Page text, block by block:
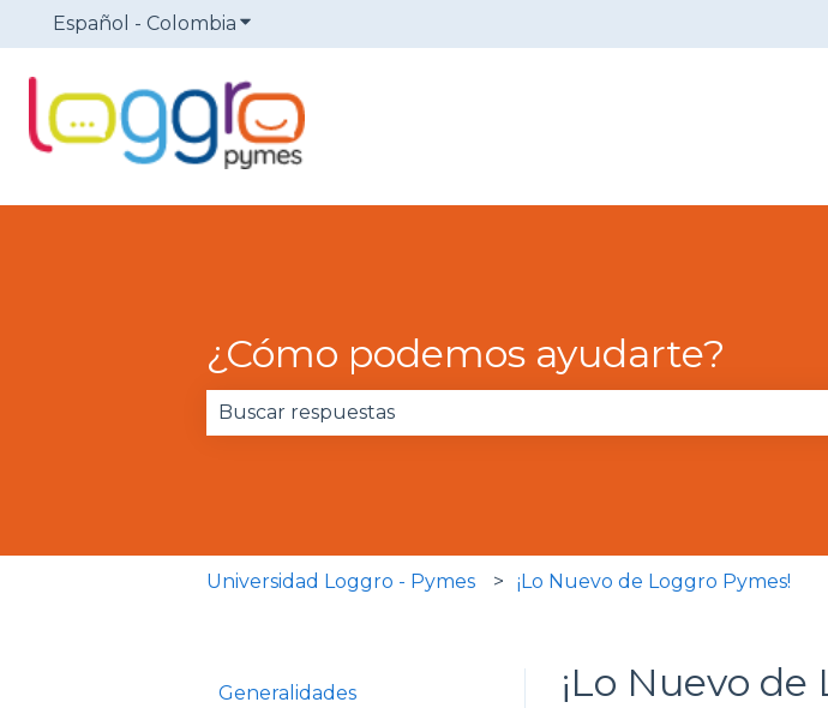
Español - Colombia Traducciones de Mostrar submenú de
¿Cómo podemos ayudarte?
Universidad Loggro - Pymes ¡Lo Nuevo de Loggro Pymes!
¡Lo Nuevo
Generalidades